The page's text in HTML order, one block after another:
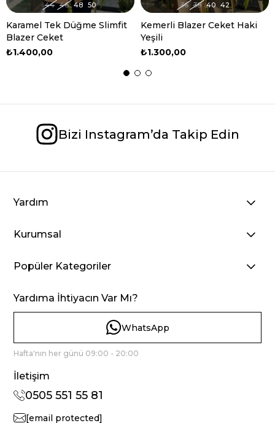
Karamel Tek Düğme Slimfit
Blazer Ceket
₺1.400,00
44 46 48 50
Kemerli Blazer Ceket Haki
Yeşili
₺1.300,00
36 38 40 42
Bizi Instagram’da Takip Edin
Yardım
Kurumsal
Popüler Kategoriler
Yardıma İhtiyacın Var Mı?
WhatsApp
Hafta'nın her günü 09:00 - 20:00
İletişim
0505 551 55 81
[email protected]